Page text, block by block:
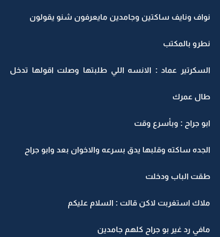
نواف ونايف ساكتين وجامدين مايعرفون شنو يقولون
نطرو بالمكتب
السكرتير عماد : الانسه اللي طلبتها وصلت اقولها تدخل
طال عمرك
ابو جراح : وبأسرع وقت
الجده ساكته وقلبها يدق بسرعه والاخوان بعد وابو جراح
طقت الباب ودخلت
ملاك استغربت لاكن قالت : السلام عليكم
مافي رد غير بو جراح كلهم جامدين